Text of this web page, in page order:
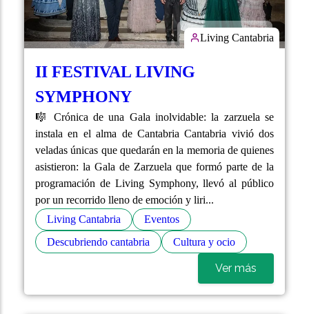
Living Cantabria
II FESTIVAL LIVING
SYMPHONY
🎼 Crónica de una Gala inolvidable: la zarzuela se
instala en el alma de Cantabria Cantabria vivió dos
veladas únicas que quedarán en la memoria de quienes
asistieron: la Gala de Zarzuela que formó parte de la
programación de Living Symphony, llevó al público
por un recorrido lleno de emoción y liri...
Living Cantabria
Eventos
Descubriendo cantabria
Cultura y ocio
Ver más